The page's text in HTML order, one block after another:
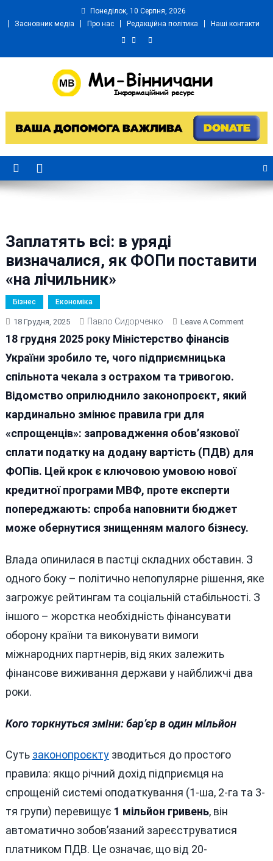
Понеділок, 10 Серпня, 2026
Засновник медіа
Про нас Редакційна політика Наші контакти
Ми Вінничани
Заплатять всі: в уряді
визначалися, як ФОПи поставити
«на лічильник»
Бізнес Економіка
18 Грудня, 2025 Павло Сидорченко Leave A CommentOn
18 грудня 2025 року Міністерство фінансів
України зробило те, чого підприємницька
спільнота чекала з острахом та тривогою.
Відомство оприлюднило законопроєкт, який
кардинально змінює правила гри для
«спрощенців»: запровадження обов’язкової
сплати податку на додану вартість (ПДВ) для
ФОПів. Цей крок є ключовою умовою нової
кредитної програми МВФ, проте експерти
попереджають: спроба наповнити бюджет
може обернутися знищенням малого бізнесу.
Влада опинилася в пастці складних обставин. З
одного боку – політично непопулярне рішення, яке
загрожує рейтингам та соціальній стабільності. З
іншого – жорстка необхідність фінансувати
оборону країни та виконувати вимоги
міжнародних партнерів, від яких залежить
фінансове виживання держави у найближчі два
роки.
Кого торкнуться зміни: бар’єр в один мільйон
Суть законопроєктузводиться до простого
правила: якщо річний дохід підприємця на
спрощеній системі оподаткування (1-ша, 2-га та 3-
тя групи) перевищує 1 мільйон гривень, він
автоматично зобов’язаний зареєструватися
платником ПДВ. Це означає, що від 20-